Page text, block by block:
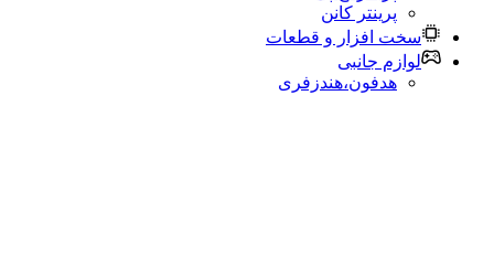
پرینتر کانن
سخت افزار و قطعات
لوازم جانبی
هدفون،هندزفری